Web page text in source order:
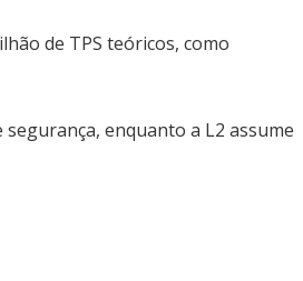
de TPS teóricos, como
enquanto a L2 assume